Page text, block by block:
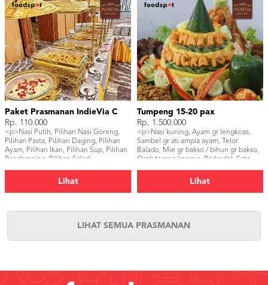
Paket Prasmanan IndieVia C
Rp. 110.000
<p>Nasi Putih, Pilihan Nasi Goreng,
Pilihan Pasta, Pilihan Daging, Pilihan
Ayam, Pilihan Ikan, Pilihan Sup, Pilihan
Pendamping, Pilihan Salad,
Lihat
Tumpeng 15-20 pax
Rp. 1.500.000
<p>Nasi kuning, Ayam gr lengkoas,
Sambel gr ati ampla ayam, Telor
Balado, Mie gr bakso / bihun gr bakso,
Orek tempe kacang, Perkedel, Sate
Lihat
LIHAT SEMUA PRASMANAN